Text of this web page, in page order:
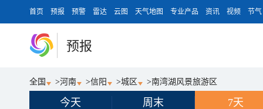
首页 预报 预警 雷达 云图 天气地图 专业产品 资讯 视频 节气
预报
全国 >河南 >信阳 >城区 >南湾湖风景旅游区
今天 周末 7天